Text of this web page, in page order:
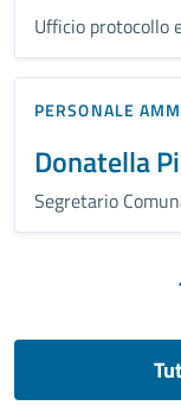
Ufficio protocollo
PERSONALE
Donatella
Segretario